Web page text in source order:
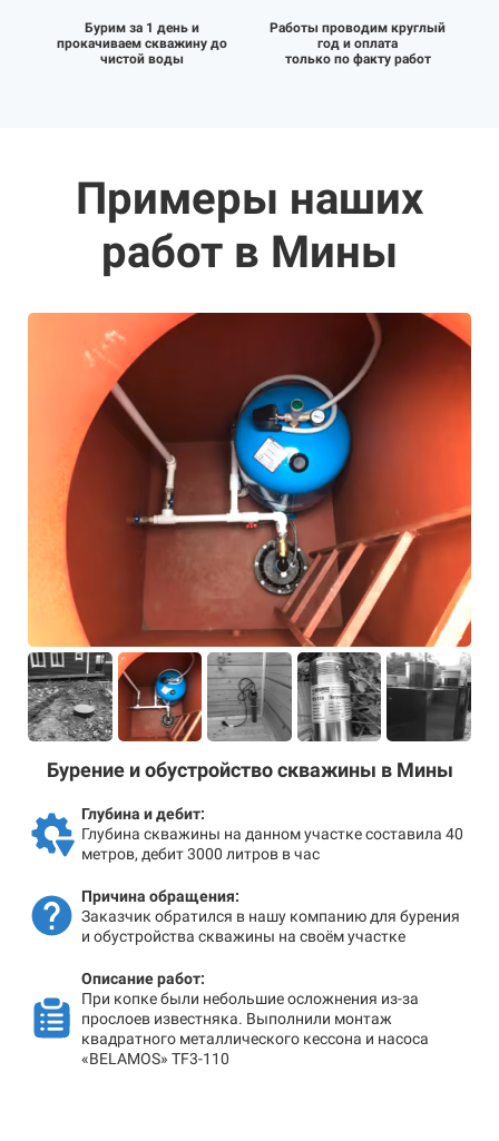
Бурим за 1 день и
прокачиваем скважину до
чистой воды
Работы проводим круглый
год и оплата
только по факту работ
Примеры наших
работ в Мины
Бурение и обустройство скважины в Мины
Глубина и дебит:
Глубина скважины на данном участке составила 40
метров, дебит 3000 литров в час
Причина обращения:
Заказчик обратился в нашу компанию для бурения
и обустройства скважины на своём участке
Описание работ:
При копке были небольшие осложнения из-за
прослоев известняка. Выполнили монтаж
квадратного металлического кессона и насоса
«BELAMOS» TF3-110